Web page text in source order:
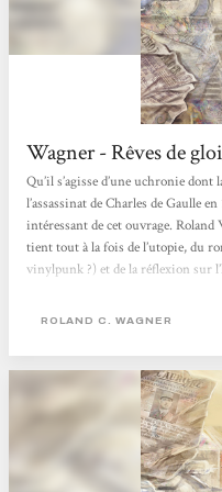
Wagner - Rêves de
Qu’il s’agisse d’une uchronie
l’assassinat de Charles de Gaulle
intéressant de cet ouvrage.
tient tout à la fois de l’utopie, du
vinylpunk ?) et de la réflexion sur
maîtrisé l’art de ficeler une scène
ROLAND C. WAGNER